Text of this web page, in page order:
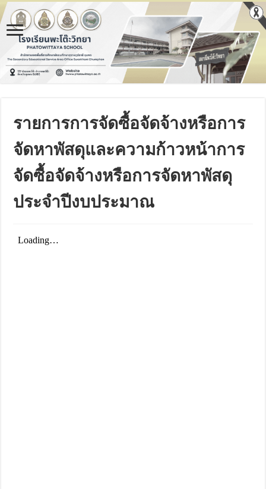
รายการการจัดซื้อจัดจ้างหรือการ
จัดหาพัสดุและความก้าวหน้าการ
จัดซื้อจัดจ้างหรือการจัดหาพัสดุ
ประจําปีงบประมาณ